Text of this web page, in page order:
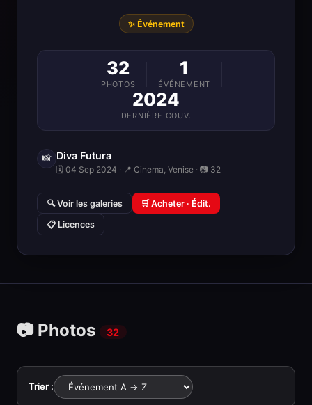
✨ Événement
32
PHOTOS
1
ÉVÉNEMENT
2024
DERNIÈRE COUV.
📸 Diva Futura
🗓 04 Sep 2024 · 📍 Cinema, Venise · 📷 32
🔍 Voir les galeries 🛒 Acheter · Édit.
📋 Licences
📷 Photos 32
Trier :